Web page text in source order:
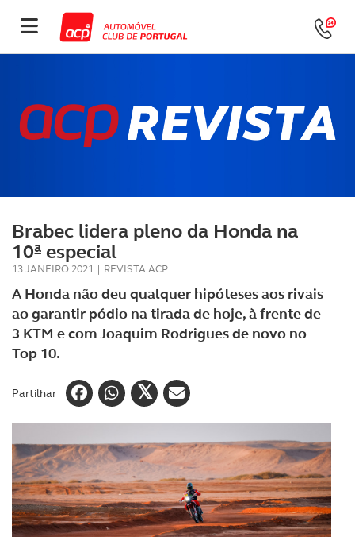
Brabec lidera pleno da Honda na
10ª especial
13 JANEIRO 2021 | REVISTA ACP
A Honda não deu qualquer hipóteses aos rivais
ao garantir pódio na tirada de hoje, à frente de
3 KTM e com Joaquim Rodrigues de novo no
Top 10.
Partilhar